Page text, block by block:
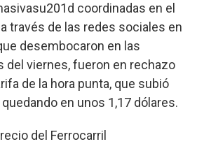
coordinadas en el
través de las redes sociales en
desembocaron en las
del viernes, fueron en rechazo
de la hora punta, que subió
en unos 1,17 dólares.
del Ferrocarril